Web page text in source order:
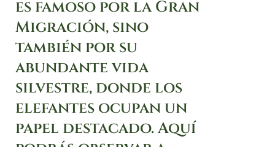
es famoso por la Gran
Migración, sino
también por su
abundante vida
silvestre, donde los
elefantes ocupan un
papel destacado. Aquí